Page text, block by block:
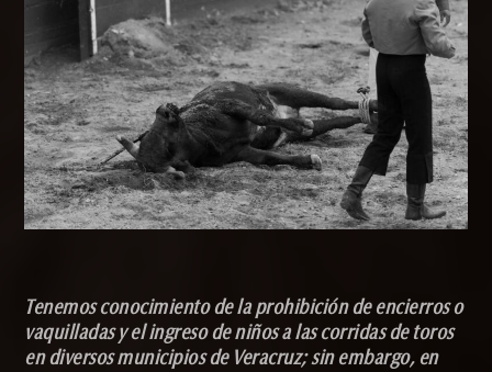
Tenemos conocimiento de la prohibición de encierros o
vaquilladas y el ingreso de niños a las corridas de toros
en diversos municipios de Veracruz; sin embargo, en